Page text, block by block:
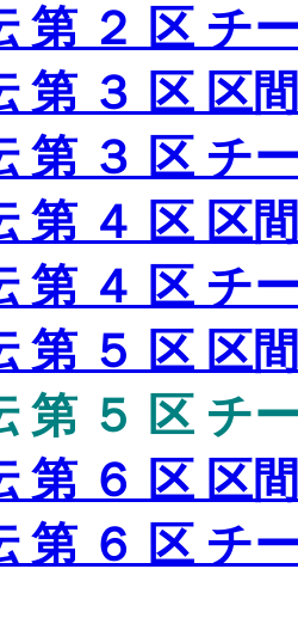
第 ２ 区 チ
第 ３ 区 区
第 ３ 区 チ
第 ４ 区 区
第 ４ 区 チ
第 ５ 区 区
第 ５ 区 チ
第 ６ 区 区
第 ６ 区 チ